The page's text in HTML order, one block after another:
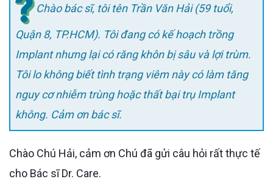
Chào bác sĩ, tôi tên Trần Văn Hải (59 tuổi,
Quận 8, TP.HCM). Tôi đang có kế hoạch trồng
Implant nhưng lại có răng khôn bị sâu và lợi trùm.
Tôi lo không biết tình trạng viêm này có làm tăng
nguy cơ nhiễm trùng hoặc thất bại trụ Implant
không. Cảm ơn bác sĩ.
Chào Chú Hải, cảm ơn Chú đã gửi câu hỏi rất thực tế
cho Bác sĩ Dr. Care.